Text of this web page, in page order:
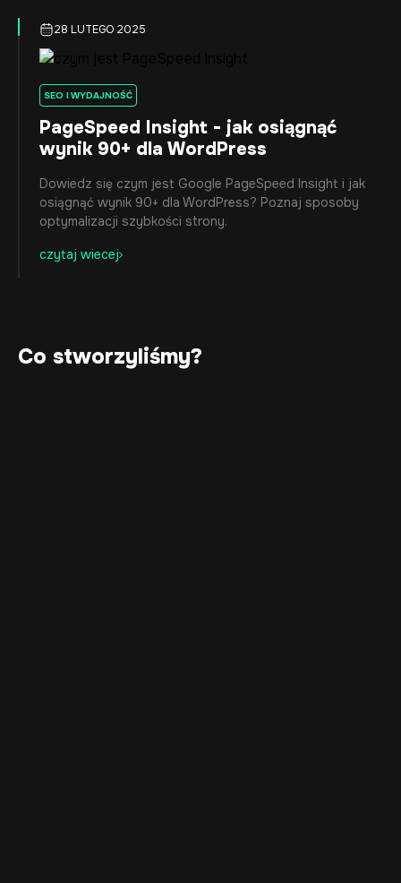
28 LUTEGO 2025
SEO I WYDAJNOŚĆ
PageSpeed Insight - jak osiągnąć
wynik 90+ dla WordPress
Dowiedz się czym jest Google PageSpeed Insight i jak
osiągnąć wynik 90+ dla WordPress? Poznaj sposoby
optymalizacji szybkości strony.
czytaj wiecej
Co stworzyliśmy?